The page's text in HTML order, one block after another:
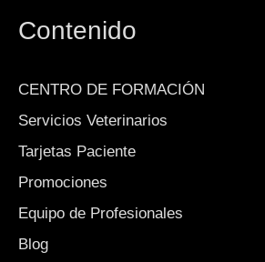
Contenido
CENTRO DE FORMACIÓN
Servicios Veterinarios
Tarjetas Paciente
Promociones
Equipo de Profesionales
Blog